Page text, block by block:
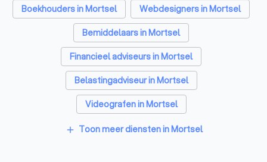
Boekhouders in Mortsel
Webdesigners in Mortsel
Bemiddelaars in Mortsel
Financieel adviseurs in Mortsel
Belastingadviseur in Mortsel
Videografen in Mortsel
add Toon meer diensten in Mortsel